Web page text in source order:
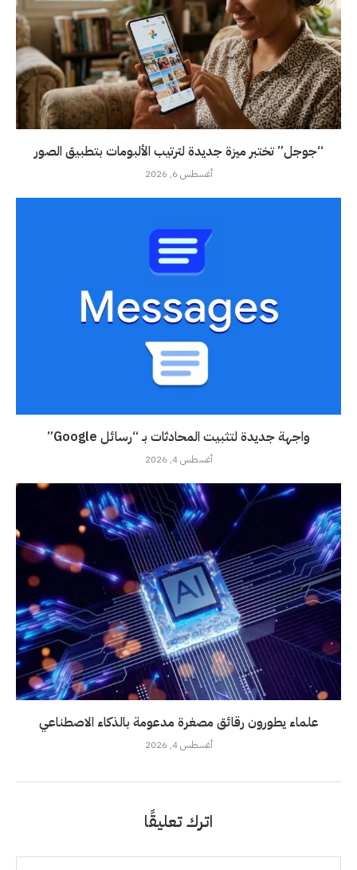
“جوجل” تختبر ميزة جديدة لترتيب الألبومات بتطبيق الصور
أغسطس 6, 2026
واجهة جديدة لتثبيت المحادثات بـ “رسائل Google”
أغسطس 4, 2026
علماء يطورون رقائق مصغرة مدعومة بالذكاء الاصطناعي
أغسطس 4, 2026
اترك تعليقًا